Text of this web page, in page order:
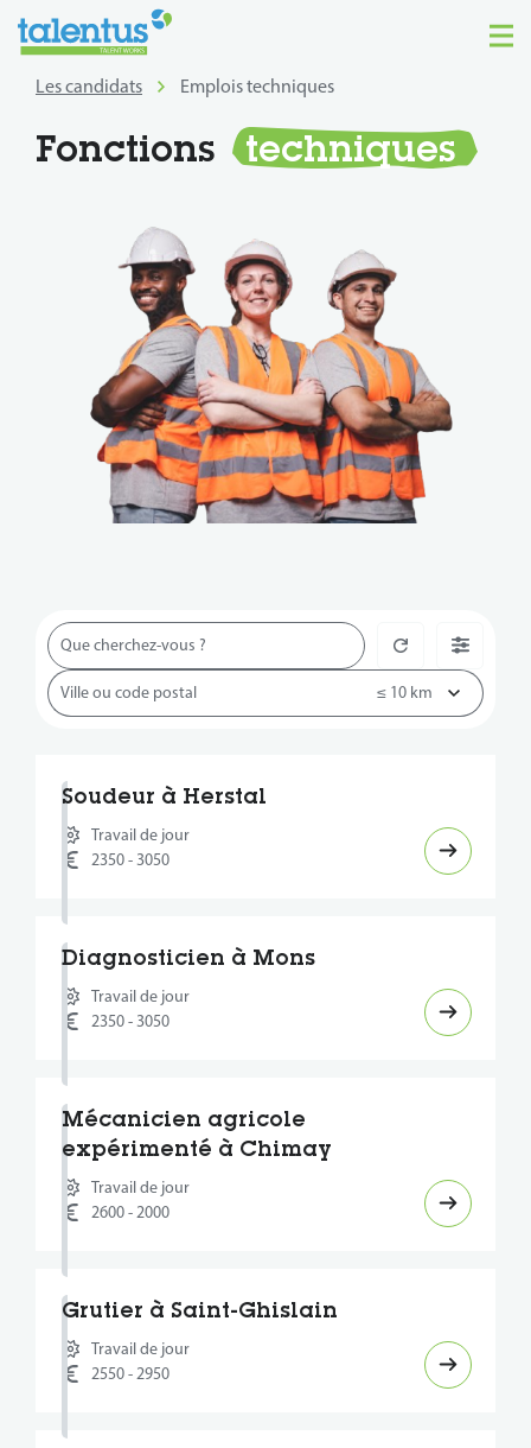
Les candidats Emplois techniques
Fonctions techniques
Soudeur à Herstal
Travail de jour
2350 - 3050
Diagnosticien à Mons
Travail de jour
2350 - 3050
Mécanicien agricole
expérimenté à Chimay
Travail de jour
2600 - 2000
Grutier à Saint-Ghislain
Travail de jour
2550 - 2950